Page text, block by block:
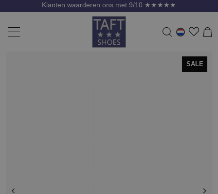
Klanten waarderen ons met 9/10 ★★★★★
SALE